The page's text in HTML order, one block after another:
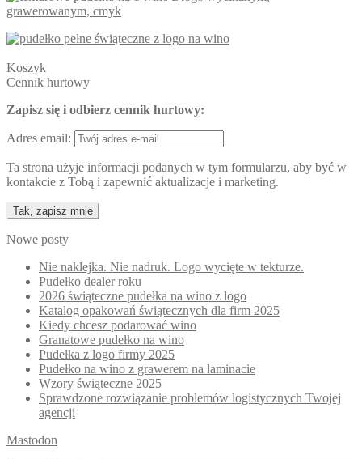
Koszyk
Cennik hurtowy
Zapisz się i odbierz cennik hurtowy:
Adres email:
Ta strona użyje informacji podanych w tym formularzu, aby być w
kontakcie z Tobą i zapewnić aktualizacje i marketing.
Nowe posty
Nie naklejka. Nie nadruk. Logo wycięte w tekturze.
Pudełko dealer roku
2026 świąteczne pudełka na wino z logo
Katalog opakowań świątecznych dla firm 2025
Kiedy chcesz podarować wino
Granatowe pudełko na wino
Pudełka z logo firmy 2025
Pudełko na wino z grawerem na laminacie
Wzory świąteczne 2025
Sprawdzone rozwiązanie problemów logistycznych Twojej
agencji
Mastodon